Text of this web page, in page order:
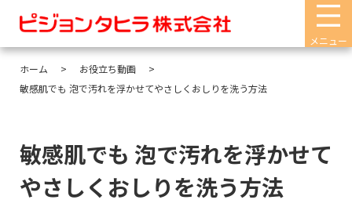
メニュー
ホーム
お役立ち動画
敏感肌でも 泡で汚れを浮かせてやさしくおしりを洗う方法
敏感肌でも 泡で汚れを浮かせて
やさしくおしりを洗う方法